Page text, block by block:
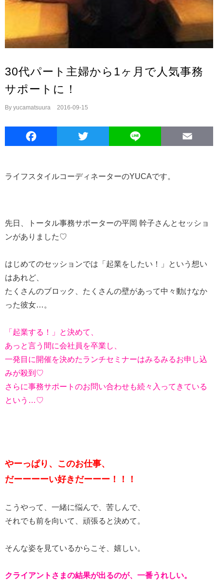
30代パート主婦から1ヶ月で人気事務
サポートに！
By yucamatsuura 2016-09-15
Facebook Twitter
ライフスタイルコーディネーターのYUCAです。
先日、トータル事務サポーターの平岡 幹子さんとセッショ
ンがありました♡
はじめてのセッションでは「起業をしたい！」という想い
はあれど、
たくさんのブロック、たくさんの壁があって中々動けなか
った彼女…。
「起業する！」と決めて、
あっと言う間に会社員を卒業し、
一発目に開催を決めたランチセミナーはみるみるお申し込
みが殺到♡
さらに事務サポートのお問い合わせも続々入ってきている
という…♡
やーっぱり、このお仕事、
だーーーーい好きだーーー！！！
こうやって、一緒に悩んで、苦しんで、
それでも前を向いて、頑張ると決めて。
そんな姿を見ているからこそ、嬉しい。
クライアントさまの結果が出るのが、一番うれしい。